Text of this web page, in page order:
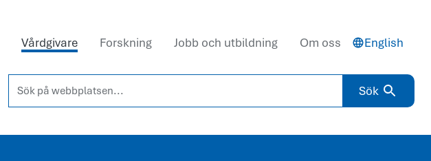
Vårdgivare Forskning Jobb och utbildning Om oss English
Sök på webbplatsen...
Sök